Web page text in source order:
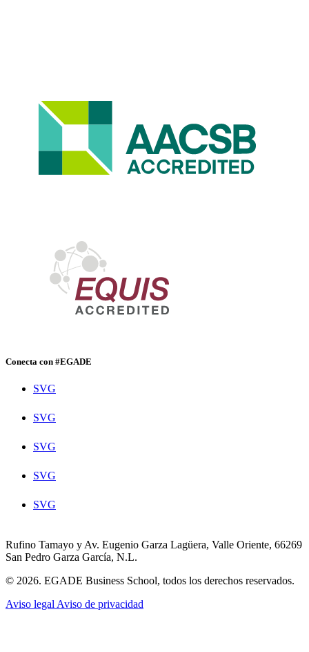
Conecta con #EGADE
SVG
SVG
SVG
SVG
SVG
Rufino Tamayo y Av. Eugenio Garza Lagüera, Valle Oriente, 66269
San Pedro Garza García, N.L.
© 2026. EGADE Business School, todos los derechos reservados.
Aviso legal Aviso de privacidad